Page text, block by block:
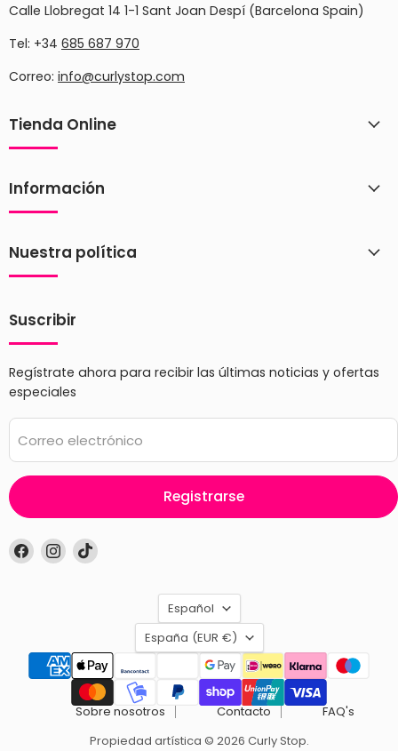
Calle Llobregat 14 1-1 Sant Joan Despí (Barcelona Spain)
Tel: +34 685 687 970
Correo: info@curlystop.com
Tienda Online
Información
Nuestra política
Suscribir
Regístrate ahora para recibir las últimas noticias y ofertas
especiales
Correo electrónico
Registrarse
Encuéntrenos
en
Encuéntrenos
en
Encuéntrenos
Idioma
Español
País
España (EUR €)
Sobre nosotros Contacto
FAQ's
Propiedad artística © 2026 Curly Stop.